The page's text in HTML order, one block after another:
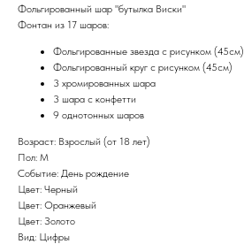
Фольгированный шар "бутылка Виски"
Фонтан из 17 шаров:
Фольгированные звезда с рисунком (45см)
Фольгированный круг с рисунком (45см)
3 хромированных шара
3 шара с конфетти
9 однотонных шаров
Возраст: Взрослый (от 18 лет)
Пол: М
Событие: День рождение
Цвет: Черный
Цвет: Оранжевый
Цвет: Золото
Вид: Цифры